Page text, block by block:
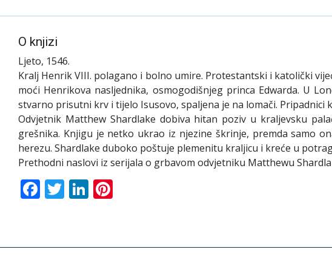
O knjizi
Ljeto, 1546.
Kralj Henrik VIII. polagano i bolno umire. Protestantski i katolički
moći Henrikova nasljednika, osmogodišnjeg princa Edwarda. U
stvarno prisutni krv i tijelo Isusovo, spaljena je na lomači.
Odvjetnik Matthew Shardlake dobiva hitan poziv u kraljevsku
grešnika. Knjigu je netko ukrao iz njezine škrinje, premda samo
herezu. Shardlake duboko poštuje plemenitu kraljicu i kreće u
Prethodni naslovi iz serijala o grbavom odvjetniku Matthewu
Facebook
TwitterLinkedIn